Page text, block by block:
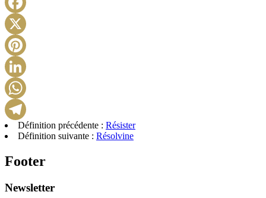
Telegram
Définition précédente : Résister
Définition suivante : Résolvine
Footer
Newsletter